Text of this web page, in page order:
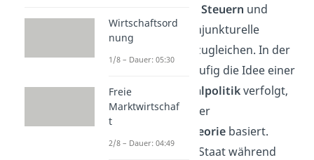
Veränderungen vonSteuern und
Staatsausgaben
konjunkturelle
Schwankungen auszugleichen. In der
Praxis wird dabei häufig die Idee einer
antizyklischen Fiskalpolitikverfolgt,
die gedanklich auf der
keynesianischen Theorie basiert.
Demnach muss der Staat während
Wirtschaftsord
nung
1/8 – Dauer: 05:30
Freie
Marktwirtschaf
t
2/8 – Dauer: 04:49